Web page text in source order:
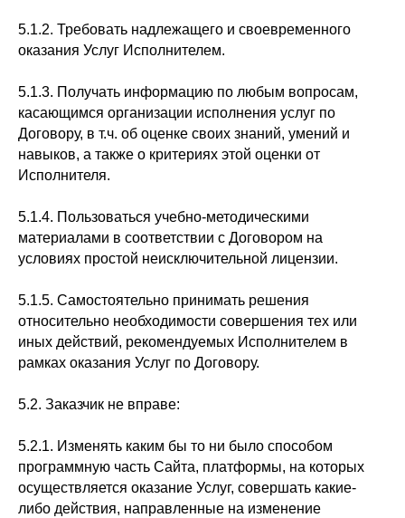
5.1.2. Требовать надлежащего и своевременного
оказания Услуг Исполнителем.
5.1.3. Получать информацию по любым вопросам,
касающимся организации исполнения услуг по
Договору, в т.ч. об оценке своих знаний, умений и
навыков, а также о критериях этой оценки от
Исполнителя.
5.1.4. Пользоваться учебно-методическими
материалами в соответствии с Договором на
условиях простой неисключительной лицензии.
5.1.5. Самостоятельно принимать решения
относительно необходимости совершения тех или
иных действий, рекомендуемых Исполнителем в
рамках оказания Услуг по Договору.
5.2. Заказчик не вправе:
5.2.1. Изменять каким бы то ни было способом
программную часть Сайта, платформы, на которых
осуществляется оказание Услуг, совершать какие-
либо действия, направленные на изменение